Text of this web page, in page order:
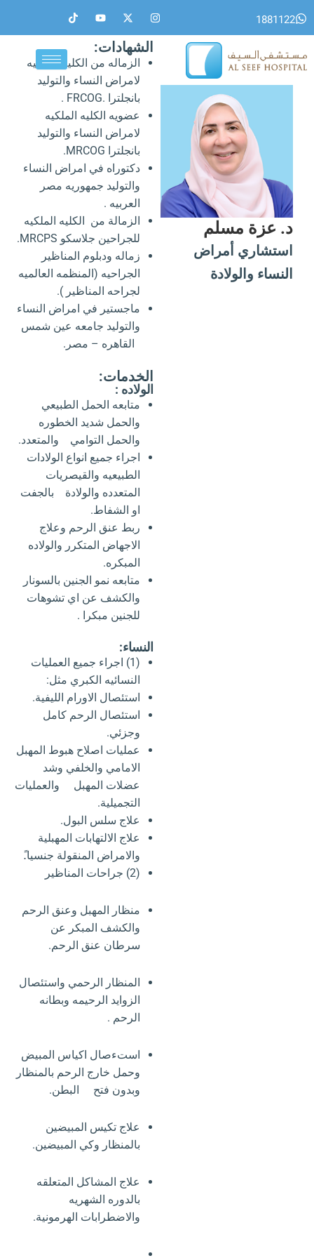
إلى 1881122
I
n
s
a
g
X
-
t
w
i
t
e
r
Y
o
u
u
b
e
T
i
k
k
د. عزة مسلم
استشاري أمراض
النساء والولادة
الشهادات:
الزماله من الكليه الملكيه
لامراض النساء والتوليد
بانجلترا .FRCOG .
عضويه الكليه الملكيه
لامراض النساء والتوليد
بانجلترا MRCOG.
دكتوراه في امراض النساء
والتوليد جمهوريه مصر
العربيه .
الزمالة من الكليه الملكيه
للجراحين جلاسكو MRCPS.
زماله ودبلوم المناظير
الجراحيه (المنظمه العالميه
لجراحه المناظير ).
ماجستير في امراض النساء
والتوليد جامعه عين شمس
القاهره – مصر.
الخدمات:
الولاده :
متابعه الحمل الطبيعي
والحمل شديد الخطوره
والحمل التوامي والمتعدد.
اجراء جميع انواع الولادات
الطبيعيه والقيصريات
المتعدده والولادة بالجفت
او الشفاط.
ربط عنق الرحم وعلاج
الاجهاض المتكرر والولاده
المبكره.
متابعه نمو الجنين بالسونار
والكشف عن اي تشوهات
للجنين مبكرا .
النساء:
(1) اجراء جميع العمليات
النسائيه الكبري مثل:
استئصال الاورام الليفية.
استئصال الرحم كامل
وجزئي.
عمليات اصلاح هبوط المهبل
الامامي والخلفي وشد
عضلات المهبل والعمليات
التجميلية.
علاج سلس البول.
علاج الالتهابات المهبلية
والامراض المنقولة جنسيا.ً
(2) جراحات المناظير
منظار المهبل وعنق الرحم
والكشف المبكر عن
سرطان عنق الرحم.
المنظار الرحمي واستئصال
الزوايد الرحيمه وبطانه
الرحم .
استءصال اكياس المبيض
وحمل خارج الرحم بالمنظار
وبدون فتح البطن.
علاج تكيس المبيضين
بالمنظار وكي المبيضين.
علاج المشاكل المتعلقه
بالدوره الشهريه
والاضطرابات الهرمونية.